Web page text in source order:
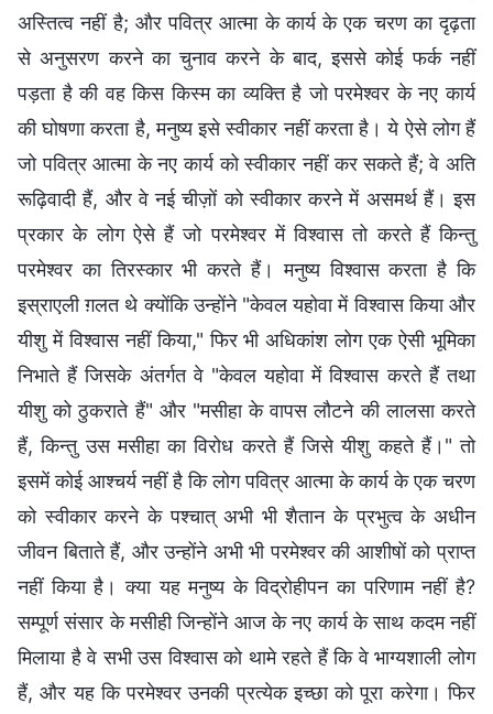
अस्तित्व नहीं है; और पवित्र आत्मा के कार्य के एक चरण का दृढ़ता
से अनुसरण करने का चुनाव करने के बाद, इससे कोई फर्क नहीं
पड़ता है की वह किस किस्म का व्यक्ति है जो परमेश्वर के नए कार्य
की घोषणा करता है, मनुष्य इसे स्वीकार नहीं करता है। ये ऐसे लोग हैं
जो पवित्र आत्मा के नए कार्य को स्वीकार नहीं कर सकते हैं; वे अति
रूढ़िवादी हैं, और वे नई चीज़ों को स्वीकार करने में असमर्थ हैं। इस
प्रकार के लोग ऐसे हैं जो परमेश्वर में विश्वास तो करते हैं किन्तु
परमेश्वर का तिरस्कार भी करते हैं। मनुष्य विश्वास करता है कि
इस्राएली ग़लत थे क्योंकि उन्होंने "केवल यहोवा में विश्वास किया और
यीशु में विश्वास नहीं किया," फिर भी अधिकांश लोग एक ऐसी भूमिका
निभाते हैं जिसके अंतर्गत वे "केवल यहोवा में विश्वास करते हैं तथा
यीशु को ठुकराते हैं" और "मसीहा के वापस लौटने की लालसा करते
हैं, किन्तु उस मसीहा का विरोध करते हैं जिसे यीशु कहते हैं।" तो
इसमें कोई आश्चर्य नहीं है कि लोग पवित्र आत्मा के कार्य के एक चरण
को स्वीकार करने के पश्चात् अभी भी शैतान के प्रभुत्व के अधीन
जीवन बिताते हैं, और उन्होंने अभी भी परमेश्वर की आशीषों को प्राप्त
नहीं किया है। क्या यह मनुष्य के विद्रोहीपन का परिणाम नहीं है?
सम्पूर्ण संसार के मसीही जिन्होंने आज के नए कार्य के साथ कदम नहीं
मिलाया है वे सभी उस विश्वास को थामे रहते हैं कि वे भाग्यशाली लोग
हैं, और यह कि परमेश्वर उनकी प्रत्येक इच्छा को पूरा करेगा। फिर